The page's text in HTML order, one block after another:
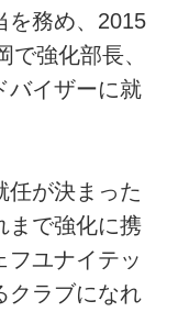
を務め、2015
強化部長、
バイザーに就
が決まった
まで強化に携
フユナイテッ
クラブになれ